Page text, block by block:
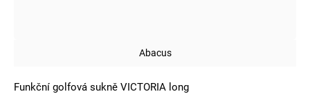
Abacus
Funkční golfová sukně VICTORIA long